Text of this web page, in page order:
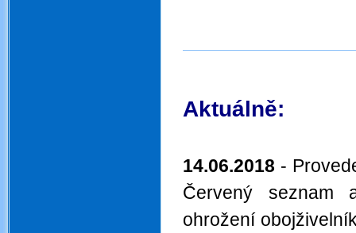
Aktuálně:
14.06.2018 -
Červený seznam
ohrožení